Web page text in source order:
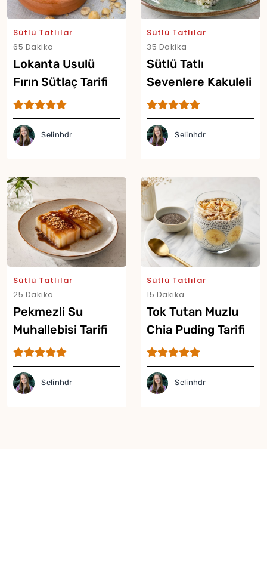
Sütlü Tatlılar
65 Dakika
Lokanta Usulü
Fırın Sütlaç Tarifi
Selinhdr
Sütlü Tatlılar
35 Dakika
Sütlü Tatlı
Sevenlere Kakuleli
Reyhanlı Güllaç
Tarifi
Selinhdr
Sütlü Tatlılar
25 Dakika
Pekmezli Su
Muhallebisi Tarifi
Selinhdr
Sütlü Tatlılar
15 Dakika
Tok Tutan Muzlu
Chia Puding Tarifi
Selinhdr